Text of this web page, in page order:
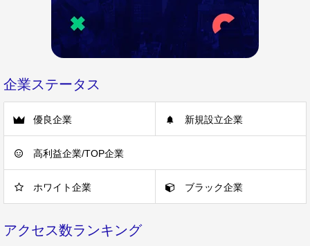
企業ステータス
優良企業 新規設立企業
高利益企業/TOP企業
ホワイト企業 ブラック企業
アクセス数ランキング